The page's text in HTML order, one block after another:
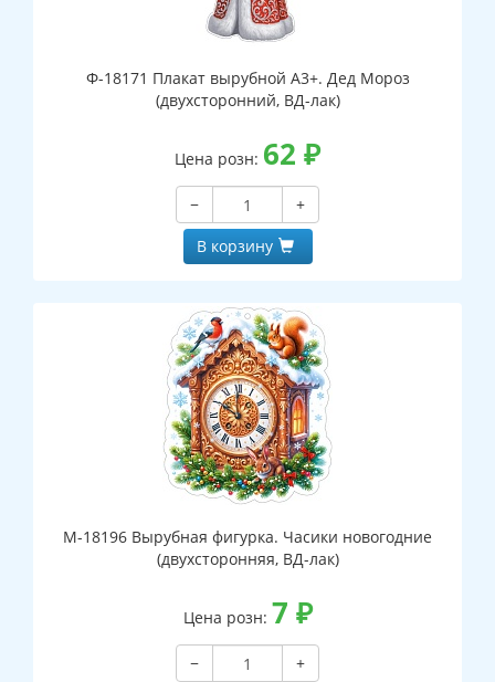
Ф-18171 Плакат вырубной А3+. Дед Мороз
(двухсторонний, ВД-лак)
Цена розн: 62 ₽
−
+
В корзину
М-18196 Вырубная фигурка. Часики новогодние
(двухсторонняя, ВД-лак)
Цена розн: 7 ₽
−
+